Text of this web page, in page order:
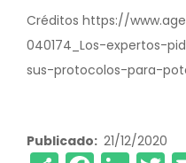
Créditos https://
040174_Los-expertos-
sus-protocolos-para-
Publicado 21/12/2020